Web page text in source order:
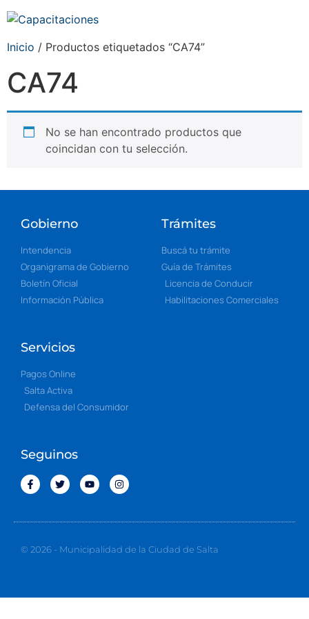
Inicio / Productos etiquetados “CA74”
CA74
No se han encontrado productos que
coincidan con tu selección.
Gobierno
Intendencia
Organigrama de Gobierno
Boletín Oficial
Información Pública
Trámites
Buscá tu trámite
Guía de Trámites
Licencia de Conducir
Habilitaciones Comerciales
Servicios
Pagos Online
Salta Activa
Defensa del Consumidor
Seguinos
© 2026 - Municipalidad de la Ciudad de Salta